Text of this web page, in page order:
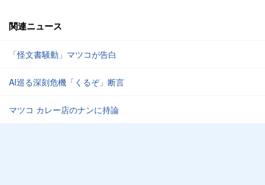
関連ニュース
「怪文書騒動」マツコが告白
AI巡る深刻危機「くるぞ」断言
マツコ カレー店のナンに持論